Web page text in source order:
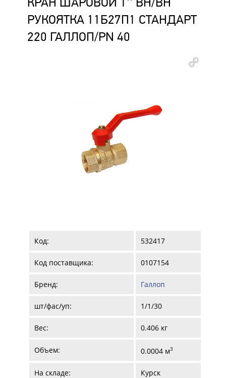
РУКОЯТКА 11Б27П1 СТАНДАРТ
220 ГАЛЛОП/PN 40
Код: 532417
Код поставщика: 0107154
Бренд: Галлоп
шт/фас/уп: 1/1/30
Вес: 0.406 кг
Объем: 0.0004 м3
На складе: Курск